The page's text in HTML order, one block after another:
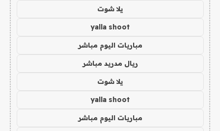
يلا شوت
yalla shoot
مباريات اليوم مباشر
ريال مدريد مباشر
يلا شوت
yalla shoot
مباريات اليوم مباشر